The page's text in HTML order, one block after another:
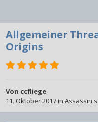
Allgemeiner
Origins
Von ccfliege
11. Oktober 2017in